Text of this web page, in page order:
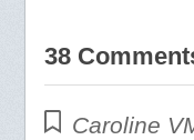
38
Caroline